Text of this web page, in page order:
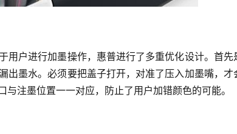
用户进行加墨操作，惠普进行了多重优化设计。首先
出墨水。必须要把盖子打开，对准了压入加墨嘴，才
注墨位置一一对应，防止了用户加错颜色的可能。